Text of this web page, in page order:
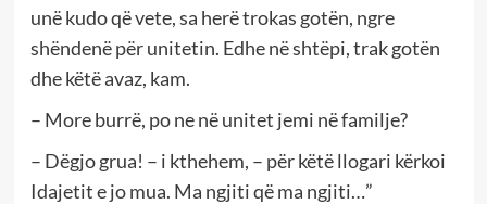
unë kudo që vete, sa herë trokas gotën, ngre
shëndenë për unitetin. Edhe në shtëpi, trak gotën
dhe këtë avaz, kam.
– More burrë, po ne në unitet jemi në familje?
– Dëgjo grua! – i kthehem, – për këtë llogari kërkoi
Idajetit e jo mua. Ma ngjiti që ma ngjiti…”